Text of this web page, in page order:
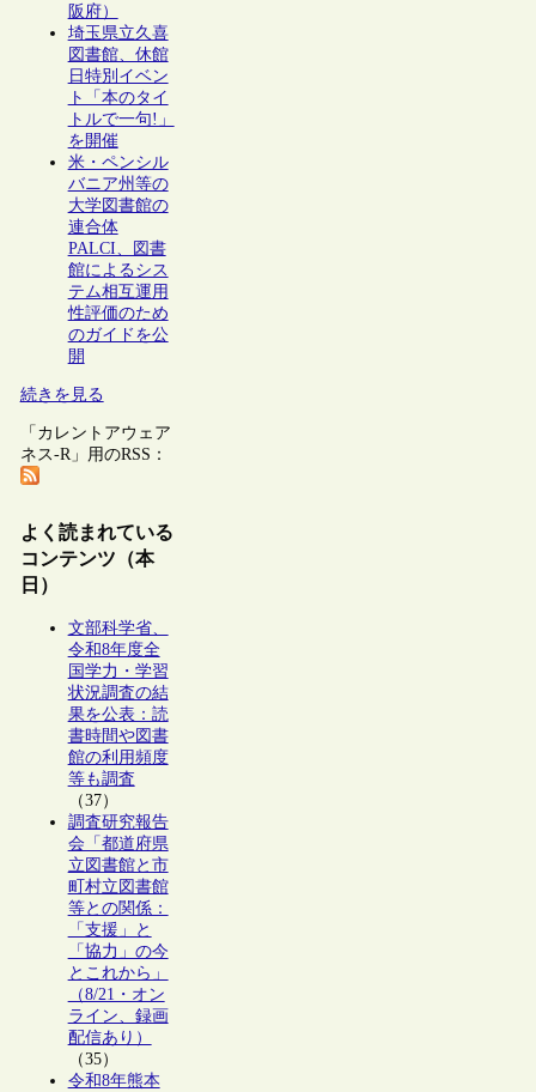
阪府）
埼玉県立久喜
図書館、休館
日特別イベン
ト「本のタイ
トルで一句!」
を開催
米・ペンシル
バニア州等の
大学図書館の
連合体
PALCI、図書
館によるシス
テム相互運用
性評価のため
のガイドを公
開
続きを見る
「カレントアウェア
ネス-R」用のRSS：
よく読まれている
コンテンツ（本
日）
文部科学省、
令和8年度全
国学力・学習
状況調査の結
果を公表：読
書時間や図書
館の利用頻度
等も調査
（37）
調査研究報告
会「都道府県
立図書館と市
町村立図書館
等との関係：
「支援」と
「協力」の今
とこれから」
（8/21・オン
ライン、録画
配信あり）
（35）
令和8年熊本